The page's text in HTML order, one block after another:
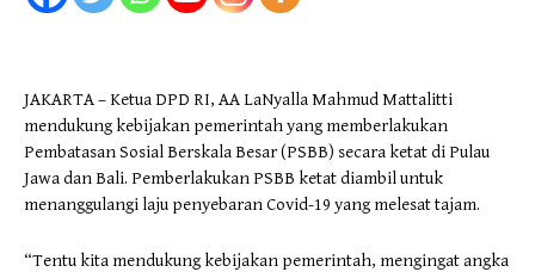
JAKARTA – Ketua DPD RI, AA LaNyalla Mahmud Mattalitti
mendukung kebijakan pemerintah yang memberlakukan
Pembatasan Sosial Berskala Besar (PSBB) secara ketat di Pulau
Jawa dan Bali. Pemberlakukan PSBB ketat diambil untuk
menanggulangi laju penyebaran Covid-19 yang melesat tajam.
“Tentu kita mendukung kebijakan pemerintah, mengingat angka